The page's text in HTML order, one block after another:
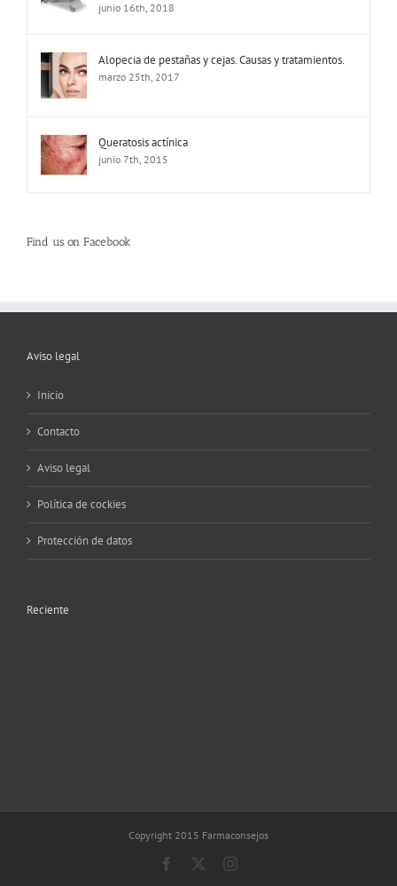
junio 16th, 2018
Alopecia de pestañas y cejas. Causas y tratamientos.
marzo 25th, 2017
Queratosis actínica
junio 7th, 2015
Find us on Facebook
Aviso legal
Inicio
Contacto
Aviso legal
Política de cockies
Protección de datos
Reciente
Copyright 2015 Farmaconsejos
Facebook Instagram